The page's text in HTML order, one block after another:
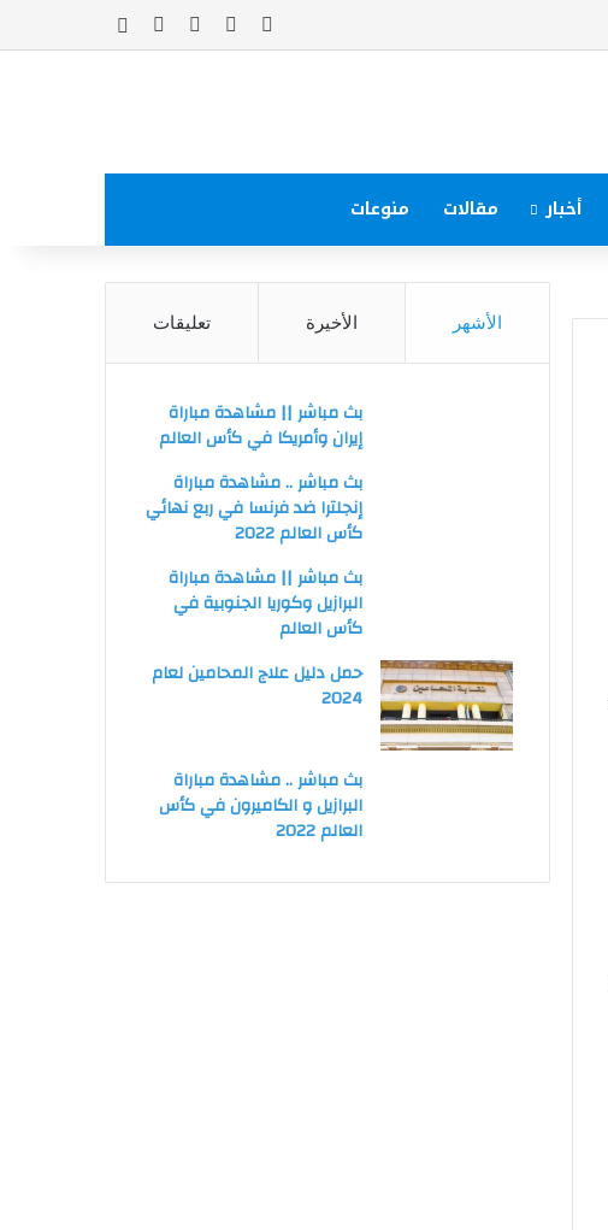
فيسبوك ‫YouTubeانستقرام
أخبار مقالات منوعات
الأشهر الأخيرة تعليقات
بث مباشر || مشاهدة مباراة
إيران وأمريكا في كأس العالم
بث مباشر .. مشاهدة مباراة
إنجلترا ضد فرنسا في ربع نهائي
كأس العالم 2022
بث مباشر || مشاهدة مباراة
البرازيل وكوريا الجنوبية في
كأس العالم
حمل دليل علاج المحامين لعام
2024
بث مباشر .. مشاهدة مباراة
البرازيل و الكاميرون في كأس
العالم 2022